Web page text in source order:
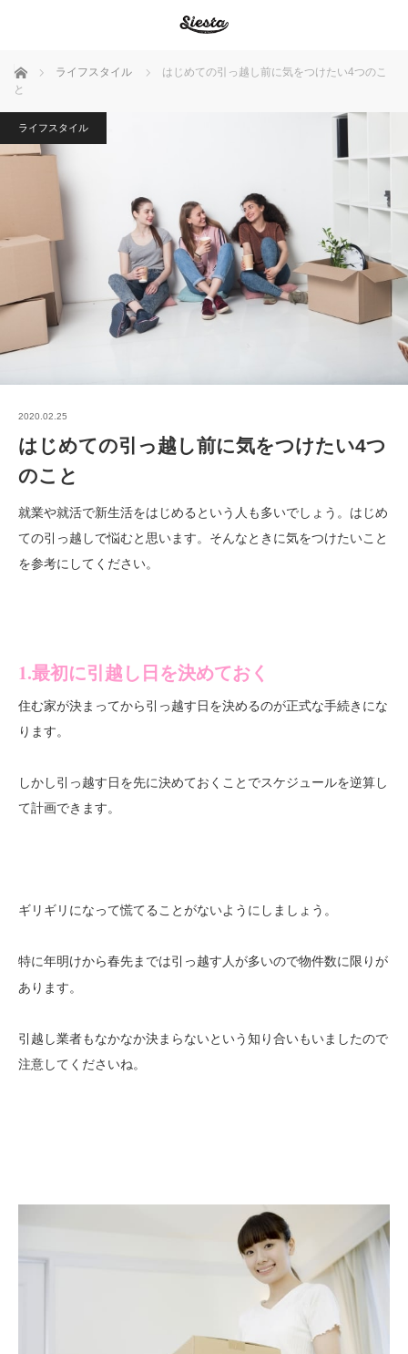
ホーム ライフスタイル
はじめての引っ越し前に気をつけたい4つのこ
と
ライフスタイル
2020.02.25
はじめての引っ越し前に気をつけたい4つ
のこと
就業や就活で新生活をはじめるという人も多いでしょう。はじめ
ての引っ越しで悩むと思います。そんなときに気をつけたいこと
を参考にしてください。
1.最初に引越し日を決めておく
住む家が決まってから引っ越す日を決めるのが正式な手続きにな
ります。
しかし引っ越す日を先に決めておくことでスケジュールを逆算し
て計画できます。
ギリギリになって慌てることがないようにしましょう。
特に年明けから春先までは引っ越す人が多いので物件数に限りが
あります。
引越し業者もなかなか決まらないという知り合いもいましたので
注意してくださいね。